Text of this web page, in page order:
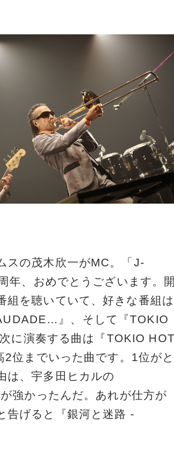
スの茂木欣一がMC。「J-
年、おめでとうございます。
組を聴いていて、好きな番組は
』、そして『TOKIO
に演奏する曲は『TOKIO
2位までいった曲です。1位がと
は、宇多田ヒカルの
強かったんだ。あれが仕方が
告げると『銀河と迷路 -